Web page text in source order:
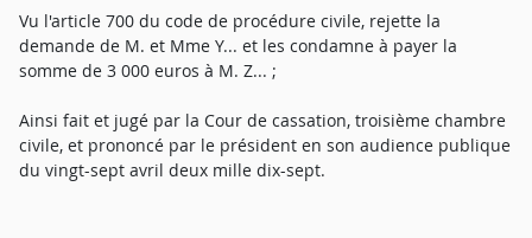
Vu l'article 700 du code de procédure civile, rejette la
demande de M. et Mme Y... et les condamne à payer la
somme de 3 000 euros à M. Z... ;
Ainsi fait et jugé par la Cour de cassation, troisième chambre
civile, et prononcé par le président en son audience publique
du vingt-sept avril deux mille dix-sept.